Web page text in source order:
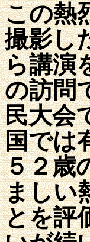
この熱
撮影し
ら講演
の訪問
民大会
国では
５２歳
ましい
とを評